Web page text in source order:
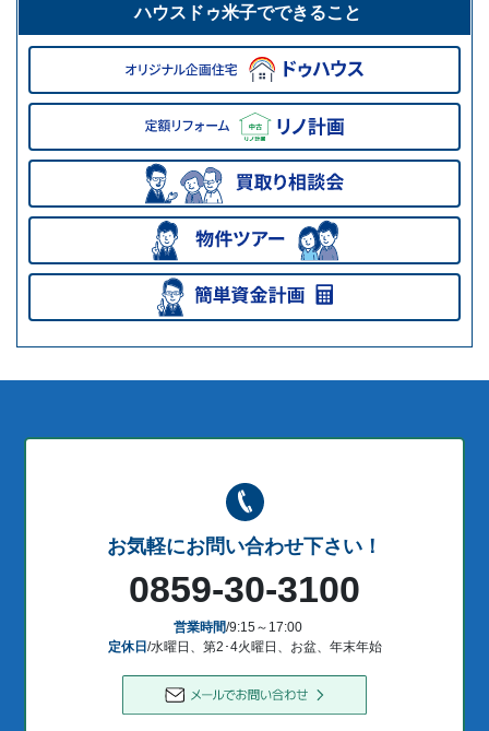
ハウスドゥ米子でできること
お気軽にお問い合わせ下さい！
0859-30-3100
営業時間/9:15～17:00
定休日 /水曜日、第2･4火曜日、お盆、年末年始